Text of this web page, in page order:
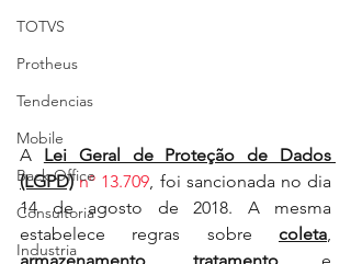
TOTVS
Protheus
Tendencias
Mobile
Back Office
Consultoria
Industria
A Lei Geral de Proteção de Dados
(LGPD) nº 13.709, foi sancionada no dia
estabelece regras sobre coleta